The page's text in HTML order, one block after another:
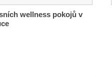
wellness pokojů v